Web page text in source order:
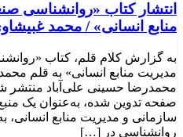
انتشار کتاب «روانشناسی
منابع انسانی» / محمد
به گزارش کلام قلم، کتاب
مدیریت منابع انسانی» به قلم
صفحه تدوین شده، به‌عنوان یک
سازمانی و مدیریت منابع انسانی،
روانشناسی در […]